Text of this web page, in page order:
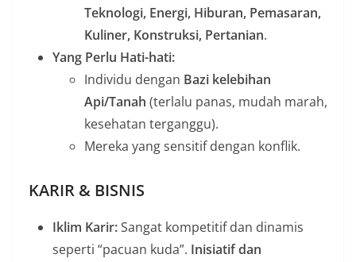
Teknologi, Energi, Hiburan, Pemasaran,
Kuliner, Konstruksi, Pertanian.
Yang Perlu Hati-hati:
Individu dengan Bazi kelebihan
Api/Tanah (terlalu panas, mudah marah,
kesehatan terganggu).
Mereka yang sensitif dengan konflik.
KARIR & BISNIS
Iklim Karir:Sangat kompetitif dan dinamis
seperti “pacuan kuda”. Inisiatif dan